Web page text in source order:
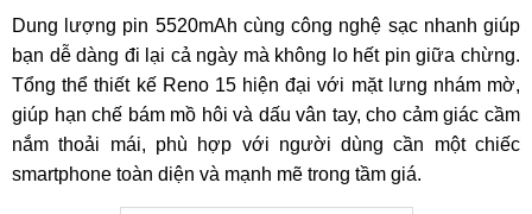
Dung lượng pin 5520mAh cùng công nghệ sạc nhanh giúp
bạn dễ dàng đi lại cả ngày mà không lo hết pin giữa chừng.
Tổng thể thiết kế Reno 15 hiện đại với mặt lưng nhám mờ,
giúp hạn chế bám mồ hôi và dấu vân tay, cho cảm giác cầm
nắm thoải mái, phù hợp với người dùng cần một chiếc
smartphone toàn diện và mạnh mẽ trong tầm giá.